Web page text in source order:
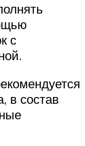
с
в состав